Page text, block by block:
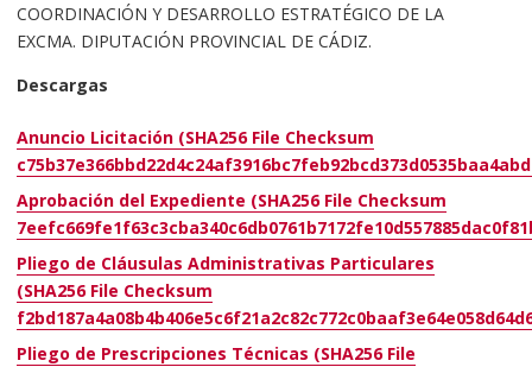
COORDINACIÓN Y DESARROLLO ESTRATÉGICO DE LA
EXCMA. DIPUTACIÓN PROVINCIAL DE CÁDIZ.
Descargas
Anuncio Licitación (SHA256 File Checksum
Aprobación del Expediente (SHA256 File Checksum
Pliego de Cláusulas Administrativas Particulares
(SHA256 File Checksum
Pliego de Prescripciones Técnicas (SHA256 File